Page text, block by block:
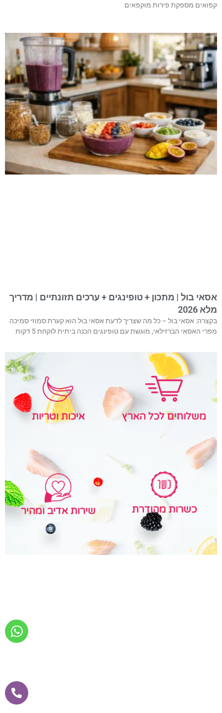
קפואים מספקת פירות מוקפאים
אסאי בול | מתכון + טופינגים + ערכים תזונתיים | מדריך
מלא 2026
בקצרה: אסאי בול – כל מה שצריך לדעת אסאי בול הוא קערת סמוזי סמיכה
מפרי האסאי הברזילאי, מוגשת עם טופינגים הכנה ביתית לוקחת 5 דקות
משלוחים לכל הארץ איכות וטריות
כשרות מהודרת שירות אדיב ומהיר